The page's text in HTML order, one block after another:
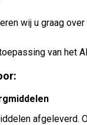
wij u graag
van het
afgeleverd.